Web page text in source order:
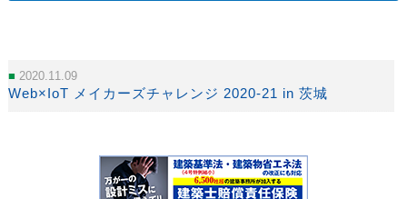
2020.11.09
Web×IoT メイカーズチャレンジ 2020-21 in 茨城